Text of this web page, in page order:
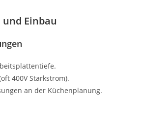
Einbau
400V Starkstrom).
an der Küchenplanung.